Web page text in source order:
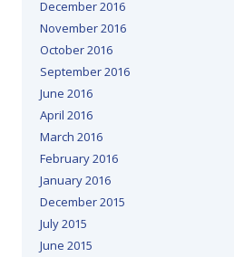
December 2016
November 2016
October 2016
September 2016
June 2016
April 2016
March 2016
February 2016
January 2016
December 2015
July 2015
June 2015